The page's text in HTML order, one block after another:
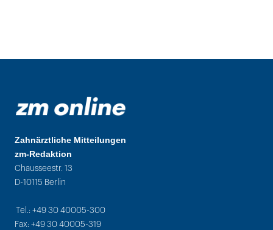
Zahnärztliche Mitteilungen
zm-Redaktion
Chausseestr. 13
D-10115 Berlin
Tel.: +49 30 40005-300
Fax: +49 30 40005-319